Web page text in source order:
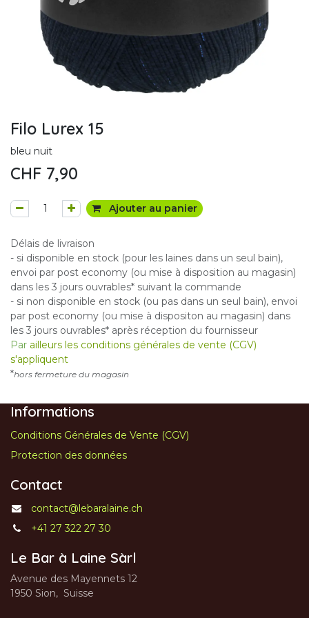
Filo Lurex 15
bleu nuit
CHF 7,90
Ajouter au panier
Délais de livraison
- si disponible en stock (pour les laines dans un seul bain),
envoi par post economy (ou mise à disposition au magasin)
dans les 3 jours ouvrables* suivant la commande
- si non disponible en stock (ou pas dans un seul bain), envoi
par post economy (ou mise à dispositon au magasin) dans
les 3 jours ouvrables* après réception du fournisseur
Par ailleurs les conditions générales de vente (CGV)
s'appliquent
*hors fermeture du magasin
Informations
Conditions Générales de Vente (CGV)
Protection des données
Contact
contact@lebaralaine.ch
+41 27 322 27 30
Le Bar à Laine Sàrl
Avenue des Mayennets 12
1950 Sion, Suisse